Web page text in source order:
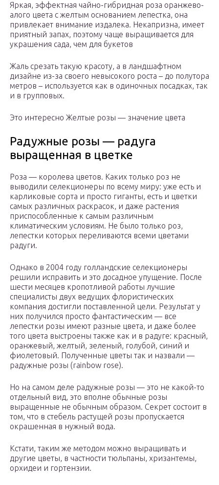
Яркая, эффектная чайно-гибридная роза оранжево-
алого цвета с желтым основанием лепестка, она
привлекает внимание издалека. Некапризна, имеет
приятный запах, поэтому чаще выращивается для
украшения сада, чем для букетов
Жаль срезать такую красоту, а в ландшафтном
дизайне из-за своего невысокого роста – до полутора
метров – используется как в одиночных посадках, так
и в групповых.
Это интересно Желтые розы — значение цвета
Радужные розы — радуга
выращенная в цветке
Роза — королева цветов. Каких только роз не
выводили селекционеры по всему миру: уже есть и
карликовые сорта и просто гиганты, есть и цветки
самых различных раскрасок, и даже растения
приспособленные к самым различным
климатическим условиям. Не было только роз,
лепестки которых переливаются всеми цветами
радуги.
Однако в 2004 году голландские селекционеры
решили исправить и это досадное упущение. После
шести месяцев кропотливой работы лучшие
специалисты двух ведущих флористических
компания достигли поставленной цели. Результат у
них получился просто фантастическим — все
лепестки розы имеют разные цвета, и даже более
того цвета выстроены также как и в радуге: красный,
оранжевый, желтый, зеленый, голубой, синий и
фиолетовый. Полученные цветы так и назвали —
радужные розы (rainbow rose).
Но на самом деле радужные розы — это не какой-то
отдельный вид, это вполне обычные розы
выращенные не обычным образом. Секрет состоит в
том, что в стебель растущей розы пропускается
окрашенная в нужный вода.
Кстати, таким же методом можно выращивать и
другие цветы, в частности тюльпаны, хризантемы,
орхидеи и гортензии.